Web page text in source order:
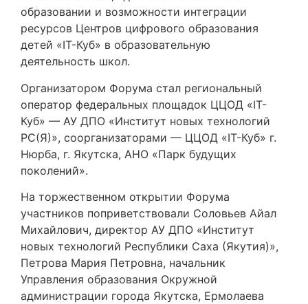
образовании и возможности интеграции
ресурсов Центров цифрового образования
детей «IT-Куб» в образовательную
деятельность школ.
Организатором Форума стал региональный
оператор федеральных площадок ЦЦОД «IT-
Куб» — АУ ДПО «Институт новых технологий
РС(Я)», соорганизаторами — ЦЦОД «IT-Куб» г.
Нюрба, г. Якутска, АНО «Парк будущих
поколений».
На торжественном открытии Форума
участников поприветствовали Соловьев Айал
Михайлович, директор АУ ДПО «Институт
новых технологий Республики Саха (Якутия)»,
Петрова Мария Петровна, начальник
Управления образования Окружной
администрации города Якутска, Ермолаева